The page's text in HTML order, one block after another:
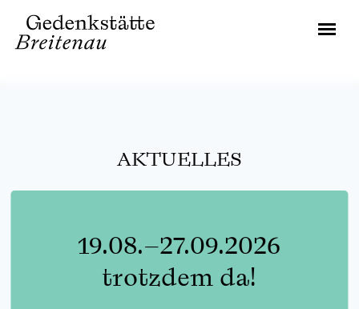
AKTUELLES
Jeden Sonntag
14:30 Uhr